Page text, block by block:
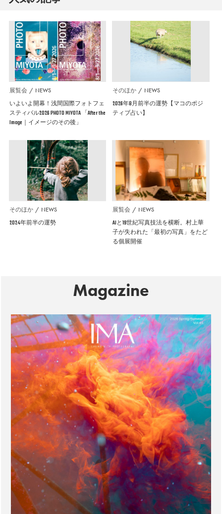
展覧会 NEWS
いよいよ開幕！浅間国際フォトフェ
スティバル2026 PHOTO MIYOTA 「After the
Image｜イメージのその後」
そのほか NEWS
2026年8月前半の運勢【マコのポジ
ティブ占い】
そのほか NEWS
2024年前半の運勢
展覧会 NEWS
AIと19世紀写真技法を横断。村上華
子が失われた「最初の写真」をたど
る個展開催
Magazine